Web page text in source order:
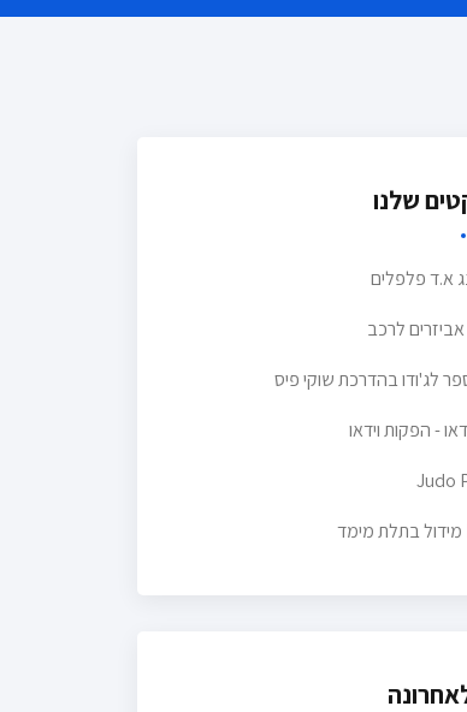
שלנו
א.ד פלפלים
לרכב
לג'ודו בהדרכת שוקי פיס
- הפקות וידאו
Judo